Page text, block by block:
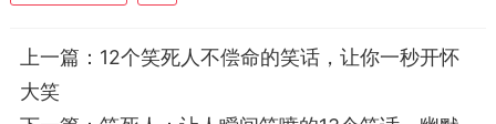
圾袋。妻子问他：“你为什么拿那么久？”丈夫从容
回答：我在和垃圾袋做冥想，学会如何放下妻子笑
得眼睛眯成线，世界突然柔软起来，连空气都变甜
了。这样的幽默，仿佛用一根羽毛抚平疲惫。
上一篇： 12个笑死人不偿命的笑话，让你一秒开怀
大笑